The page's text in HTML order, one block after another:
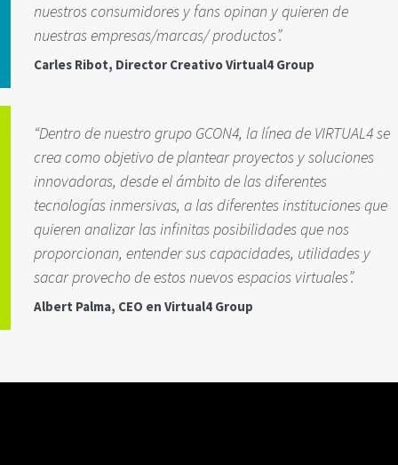
nuestros consumidores y fans opinan y quieren de
nuestras empresas/marcas/ productos”.
Carles Ribot, Director Creativo Virtual4 Group
“Dentro de nuestro grupo GCON4, la línea de VIRTUAL4 se
crea como objetivo de plantear proyectos y soluciones
innovadoras, desde el ámbito de las diferentes
tecnologías inmersivas, a las diferentes instituciones que
quieren analizar las infinitas posibilidades que nos
proporcionan, entender sus capacidades, utilidades y
sacar provecho de estos nuevos espacios virtuales”.
Albert Palma, CEO en Virtual4 Group